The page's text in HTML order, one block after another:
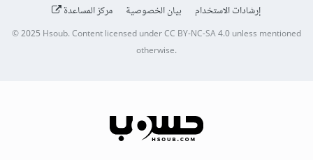
إرشادات الاستخدام
بيان الخصوصية مركز المساعدة
© 2025Hsoub.Content licensed underCC BY-NC-SA 4.0unless mentioned
otherwise.